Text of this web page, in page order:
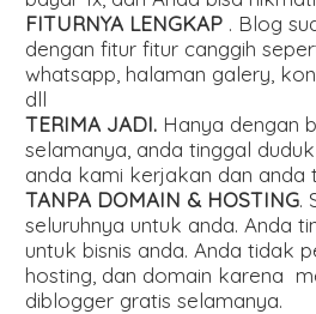
FITURNYA LENGKAP . Blog
dengan fitur fitur canggih
whatsapp, halaman galery,
dll
TERIMA JADI. Hanya dengan
selamanya, anda tinggal
anda kami kerjakan dan anda
TANPA DOMAIN & HOSTING.
seluruhnya untuk anda. Anda
untuk bisnis anda. Anda tidak
hosting, dan domain karena
diblogger gratis selamanya.